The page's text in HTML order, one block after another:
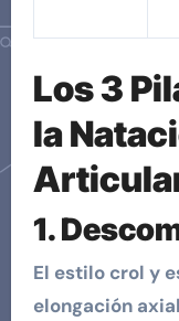
Los 3
la
1.
El estilo crol y
elongación